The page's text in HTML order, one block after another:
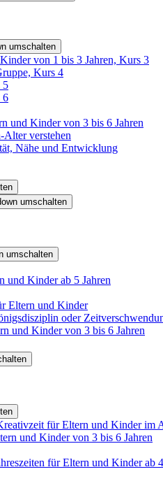
umschalten
von 1 bis 3 Jahren, Kurs 3
Kurs 4
5
6
und Kinder von 3 bis 6 Jahren
verstehen
Nähe und Entwicklung
umschalten
umschalten
und Kinder ab 5 Jahren
Eltern und Kinder
oder
und Kinder von 3 bis 6 Jahren
für Eltern und Kinder im
und Kinder von 3 bis 6 Jahren
für Eltern und Kinder ab